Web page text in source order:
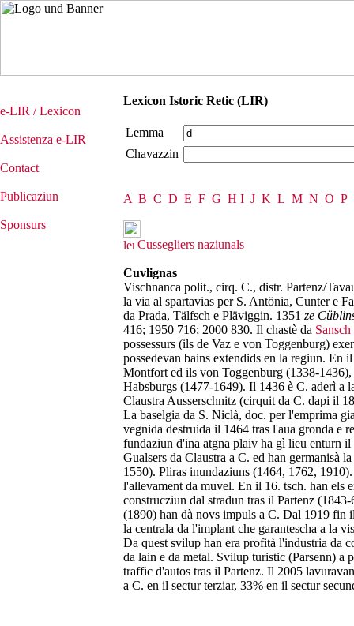
e-LIR / Lexicon
Assistenza e-LIR
Contact
Publicaziun
Sponsurs
Lexicon Istoric Retic (LIR)
Lemma
Chavazzin
A B C D E F G H I J K L M N O P
Cussegliers naziunals
Cuvlignas
Vischnanca polit., cirq. C., distr. Partenz/
la via al spartavias per S. Antönia, Cunter e
da Prada, Tälfsch e Pläviggin. 1351 ze
416; 1950 716; 2000 830. Il chastè da Sansch
possessurs (ils de Vaz e von Toggenburg)
possedevan bains extendids en la regiun. En
Montfort ed ils von Toggenburg (1338-
Habsburgs (1477-1649). Il 1436 è C. aderì a
Claustra Ausserschnitz (cirquit da C. dapi il
La baselgia da S. Niclà, doc. per l'emprima
vegnida destruida il 1464 tras l'aua gronda e
fundaziun d'ina atgna plaiv ha gì lieu enturn
Gualsers da Claustra a C. ed han germanisà
1550). Pliras inundaziuns (1464, 1762,
l'allevament da muvel. En il 16. tsch. han els
construcziun dal stradun tras il Partenz
(1890) han dà novs impuls a C. Dal 1919 fin
la centrala da l'implant che garantescha a la
Da quest svilup han era profità l'industria da
da lain e da metal. Svilup turistic (Parsenn) a
traffic d'autos tras il Partenz. Il 2005
a C. en il sectur terziar, 33% en il sectur